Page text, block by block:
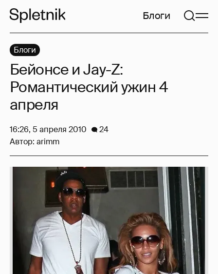
Блоги
Блоги
Бейонсе и Jay-Z:
Романтический ужин 4
апреля
16:26, 5 апреля 2010
24
Автор: arimm